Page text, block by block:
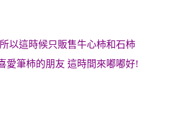
以這時候只販售牛心柿和石柿
愛筆柿的朋友 這時間來嘟嘟好!